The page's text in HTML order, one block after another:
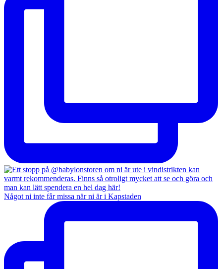
Något ni inte får missa när ni är i Kapstaden